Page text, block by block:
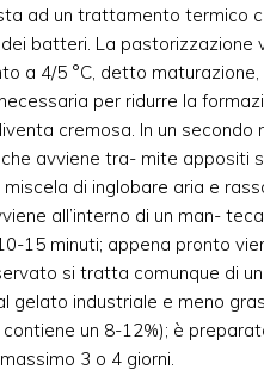
ad un trattamento termico
dei batteri. La
a 4/5 °C, detto
per ridurre la
cremosa. In un
avviene tra- mite appositi
di inglobare aria e
all’interno di un man-
15 minuti; appena pronto
si tratta comunque di
gelato industriale e meno
un 8-12%); è
3 o 4 giorni.